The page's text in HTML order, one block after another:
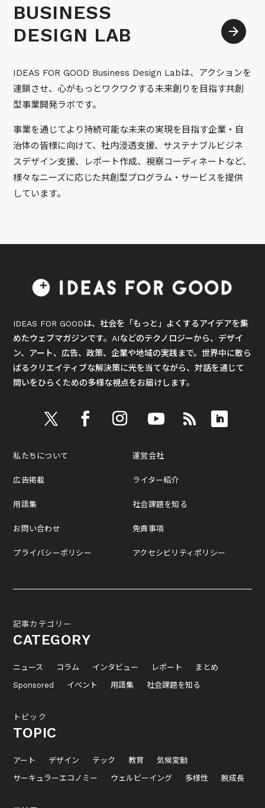
BUSINESS
DESIGN LAB
IDEAS FOR GOOD Business Design Labは、アクションを
連鎖させ、心がもっとワクワクする未来創りを目指す共創
型事業開発ラボです。
事業を通じてより持続可能な未来の実現を目指す企業・自
治体の皆様に向けて、社内浸透支援、サステナブルビジネ
スデザイン支援、レポート作成、視察コーディネートなど、
様々なニーズに応じた共創型プログラム・サービスを提供
しています。
IDEAS FOR GOODは、社会を「もっと」よくするアイデアを集
めたウェブマガジンです。AIなどのテクノロジーから、デザイ
ン、アート、広告、政策、企業や地域の実践まで。世界中に散ら
ばるクリエイティブな解決策に光を当てながら、対話を通じて
問いをひらくための多様な視点をお届けします。
私たちについて
広告掲載
用語集
お問い合わせ
プライバシーポリシー
運営会社
ライター紹介
社会課題を知る
免責事項
アクセシビリティポリシー
記事カテゴリー
CATEGORY
ニュース コラム インタビュー レポート
まとめ
Sponsored
イベント 用語集 社会課題を知る
トピック
TOPIC
アート デザイン テック 教育
気候変動
サーキュラーエコノミー
ウェルビーイング 多様性 脱成長